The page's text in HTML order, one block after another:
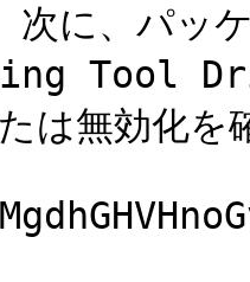
、パッケ
Tool
は無効化を